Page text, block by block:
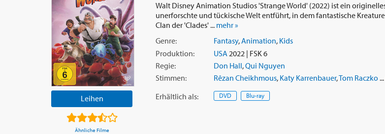
Leihen
Ähnliche Filme
Walt Disney Animation Studios 'Strange World' (2022) ist ein
unerforschte und tückische Welt entführt, in dem fantastische
Clan der 'Clades' ... mehr »
Genre:
Fantasy,Animation, Kids
Produktion:
USA 2022 | FSK 6
Regie:
Don Hall,Qui Nguyen
Stimmen:
Rêzan Cheikhmous, Katy Karrenbauer,Tom Raczko...
Erhältlich als: DVD Blu-ray